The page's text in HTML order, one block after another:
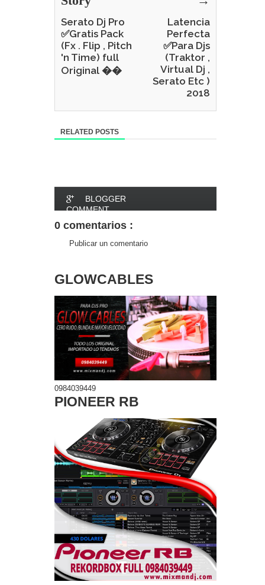
Serato Dj Pro
✅Gratis Pack
(Fx . Flip , Pitch
'n Time) full
Original ��
Latencia
Perfecta
✅Para Djs
(Traktor ,
Virtual Dj ,
Serato Etc )
2018
RELATED POSTS
BLOGGER
COMMENT
COMMENT
0 comentarios :
Publicar un comentario
GLOWCABLES
0984039449
PIONEER RB